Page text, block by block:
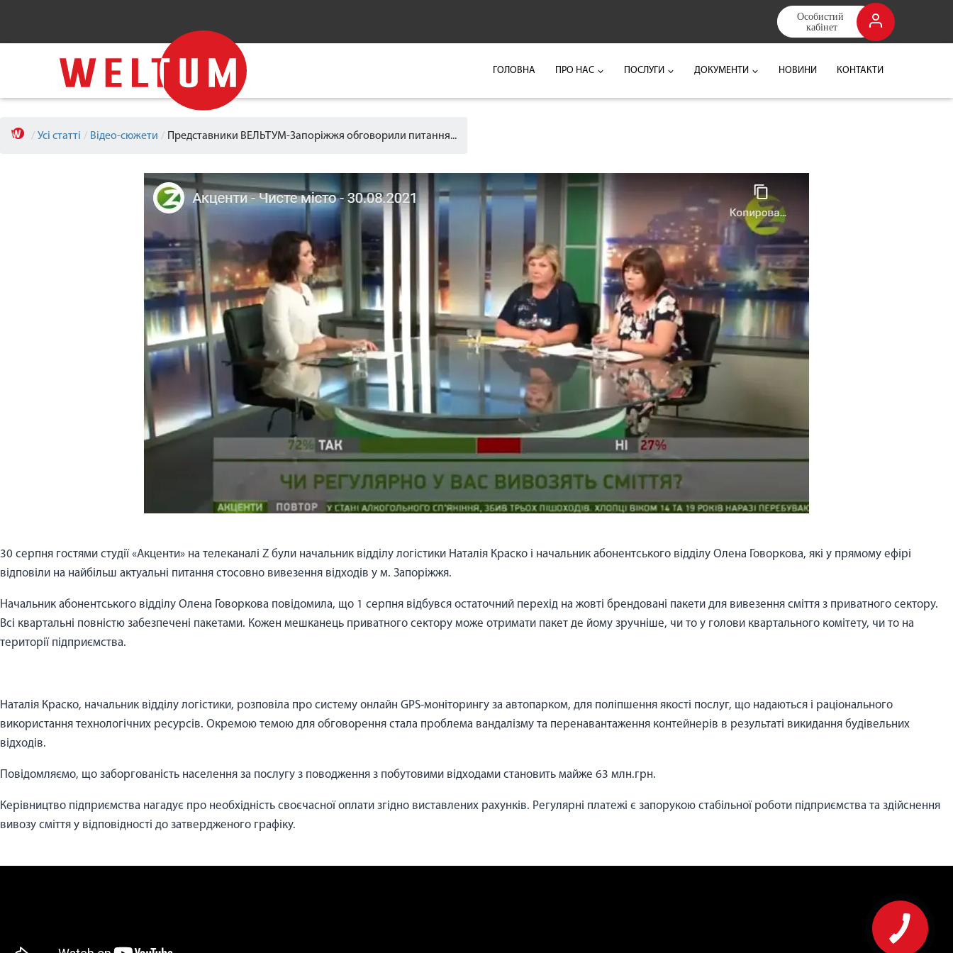
Особистий
кабінет
ГОЛОВНА ПРО НАС ПОСЛУГИ ДОКУМЕНТИ НОВИНИ КОНТАКТИ
/ Усі статті / Відео-сюжети / Представники ВЕЛЬТУМ-Запоріжжя обговорили питання...
30 серпня гостями студії «Акценти» на телеканалі Z були начальник відділу логістики Наталія Краско і начальник абонентського відділу Олена Говоркова, які у прямому ефірі
відповіли на найбільш актуальні питання стосовно вивезення відходів у м. Запоріжжя.
Начальник абонентського відділу Олена Говоркова повідомила, що 1 серпня відбувся остаточний перехід на жовті брендовані пакети для вивезення сміття з приватного сектору.
Всі квартальні повністю забезпечені пакетами. Кожен мешканець приватного сектору може отримати пакет де йому зручніше, чи то у голови квартального комітету, чи то на
території підприємства.
Наталія Краско, начальник відділу логістики, розповіла про систему онлайн GPS-моніторингу за автопарком, для поліпшення якості послуг, що надаються і раціонального
використання технологічних ресурсів. Окремою темою для обговорення стала проблема вандалізму та перенавантаження контейнерів в результаті викидання будівельних
відходів.
Повідомляємо, що заборгованість населення за послугу з поводження з побутовими відходами становить майже 63 млн.грн.
Керівництво підприємства нагадує про необхідність своєчасної оплати згідно виставлених рахунків. Регулярні платежі є запорукою стабільної роботи підприємства та здійснення
вивозу сміття у відповідності до затвердженого графіку.